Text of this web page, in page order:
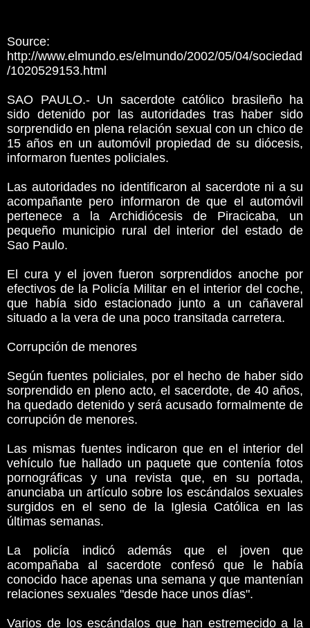
Source:
http://www.elmundo.es/elmundo/2002/05/04/sociedad
/1020529153.html
SAO PAULO.- Un sacerdote católico brasileño ha
sido detenido por las autoridades tras haber sido
sorprendido en plena relación sexual con un chico de
15 años en un automóvil propiedad de su diócesis,
informaron fuentes policiales.
Las autoridades no identificaron al sacerdote ni a su
acompañante pero informaron de que el automóvil
pertenece a la Archidiócesis de Piracicaba, un
pequeño municipio rural del interior del estado de
Sao Paulo.
El cura y el joven fueron sorprendidos anoche por
efectivos de la Policía Militar en el interior del coche,
que había sido estacionado junto a un cañaveral
situado a la vera de una poco transitada carretera.
Corrupción de menores
Según fuentes policiales, por el hecho de haber sido
sorprendido en pleno acto, el sacerdote, de 40 años,
ha quedado detenido y será acusado formalmente de
corrupción de menores.
Las mismas fuentes indicaron que en el interior del
vehículo fue hallado un paquete que contenía fotos
pornográficas y una revista que, en su portada,
anunciaba un artículo sobre los escándalos sexuales
surgidos en el seno de la Iglesia Católica en las
últimas semanas.
La policía indicó además que el joven que
acompañaba al sacerdote confesó que le había
conocido hace apenas una semana y que mantenían
relaciones sexuales "desde hace unos días".
Varios de los escándalos que han estremecido a la